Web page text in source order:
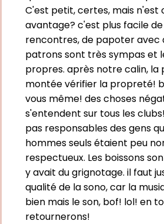
C'est petit, certes, mais n'est
avantage? c'est plus facile
rencontres, de papoter avec
patrons sont très sympas et
propres. après notre calin, la
montée vérifier la propreté!
vous même! des choses
s'entendent sur tous les
pas responsables des gens
hommes seuls étaient peu
respectueux. Les boissons
y avait du grignotage. il faut
qualité de la sono, car la
bien mais le son, bof! lol! en
retournerons!